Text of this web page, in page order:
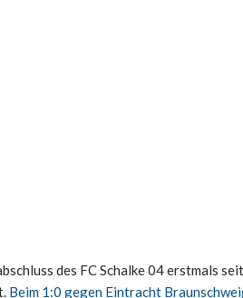
des FC Schalke 04 erstmals
Beim 1:0 gegen Eintracht